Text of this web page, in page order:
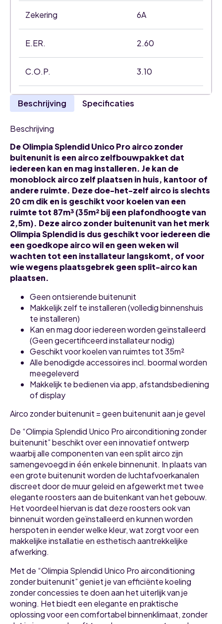
Zekering 6A
E.ER. 2.60
C.O.P. 3.10
Beschrijving Specificaties
Beschrijving
De Olimpia Splendid Unico Pro airco zonder
buitenunit is een airco zelfbouwpakket dat
iedereen kan en mag installeren. Je kan de
monoblock airco zelf plaatsen in huis, kantoor of
andere ruimte. Deze doe-het-zelf airco is slechts
20 cm dik en is geschikt voor koelen van een
ruimte tot 87m³ (35m² bij een plafondhoogte van
2,5m). Deze airco zonder buitenunit van het merk
Olimpia Splendid is dus geschikt voor iedereen die
een goedkope airco wil en geen weken wil
wachten tot een installateur langskomt, of voor
wie wegens plaatsgebrek geen split-airco kan
plaatsen.
Geen ontsierende buitenunit
Makkelijk zelf te installeren (volledig binnenshuis
te installeren)
Kan en mag door iedereen worden geïnstalleerd
(Geen gecertificeerd installateur nodig)
Geschikt voor koelen van ruimtes tot 35m²
Alle benodigde accessoires incl. boormal worden
meegeleverd
Makkelijk te bedienen via app, afstandsbediening
of display
Airco zonder buitenunit = geen buitenunit aan je gevel
De “Olimpia Splendid Unico Pro airconditioning zonder
buitenunit” beschikt over een innovatief ontwerp
waarbij alle componenten van een split airco zijn
samengevoegd in één enkele binnenunit. In plaats van
een grote buitenunit worden de luchtafvoerkanalen
discreet door de muur geleid en afgewerkt met twee
elegante roosters aan de buitenkant van het gebouw.
Het voordeel hiervan is dat deze roosters ook van
binnenuit worden geïnstalleerd en kunnen worden
herspoten in eender welke kleur, wat zorgt voor een
makkelijke installatie en esthetisch aantrekkelijke
afwerking.
Met de “Olimpia Splendid Unico Pro airconditioning
zonder buitenunit” geniet je van efficiënte koeling
zonder concessies te doen aan het uiterlijk van je
woning. Het biedt een elegante en praktische
oplossing voor een comfortabel binnenklimaat, zonder